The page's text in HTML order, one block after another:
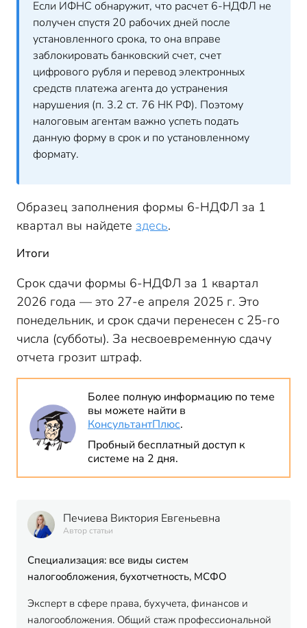
Если ИФНС обнаружит, что расчет 6-НДФЛ не
получен спустя 20 рабочих дней после
установленного срока, то она вправе
заблокировать банковский счет, счет
цифрового рубля и перевод электронных
средств платежа агента до устранения
нарушения (п. 3.2 ст. 76 НК РФ). Поэтому
налоговым агентам важно успеть подать
данную форму в срок и по установленному
формату.
Образец заполнения формы 6-НДФЛ за 1
квартал вы найдете здесь.
Итоги
Срок сдачи формы 6-НДФЛ за 1 квартал
2026 года — это 27-е апреля 2025 г. Это
понедельник, и срок сдачи перенесен с 25-го
числа (субботы). За несвоевременную сдачу
отчета грозит штраф.
Более полную информацию по теме
вы можете найти в
КонсультантПлюс.
Пробный бесплатный доступ к
системе на 2 дня.
Печиева Виктория Евгеньевна
Автор статьи
Специализация: все виды систем
налогообложения, бухотчетность, МСФО
Эксперт в сфере права, бухучета, финансов и
налогообложения. Общий стаж профессиональной